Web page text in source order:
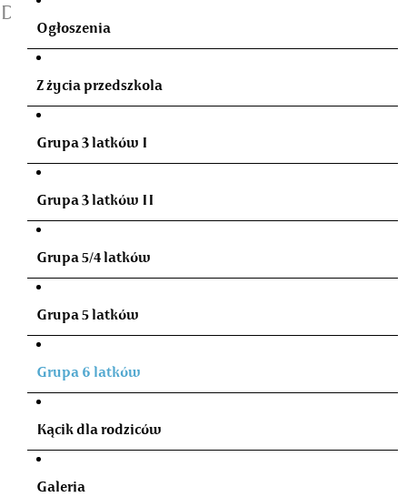
Dzień Chłopaka
Ogłoszenia
Z życia przedszkola
Grupa 3 latków I
Grupa 3 latków II
Grupa 5/4 latków
Grupa 5 latków
Grupa 6 latków
Kącik dla rodziców
Galeria